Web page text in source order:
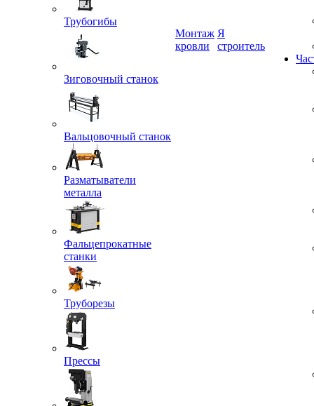
Трубогибы
Зиговочный станок
Вальцовочный станок
Разматыватели
металла
Фальцепрокатные
станки
Труборезы
Прессы
Монтаж
Я